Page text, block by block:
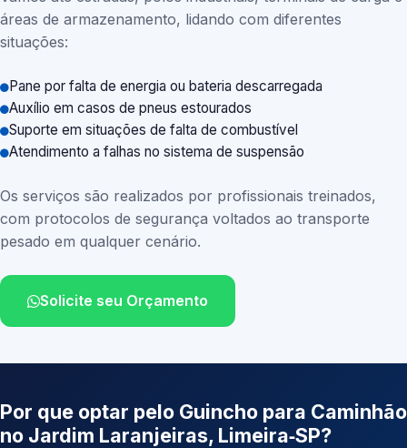
áreas de armazenamento, lidando com diferentes
situações:
Pane por falta de energia ou bateria descarregada
Auxílio em casos de pneus estourados
Suporte em situações de falta de combustível
Atendimento a falhas no sistema de suspensão
Os serviços são realizados por profissionais treinados,
com protocolos de segurança voltados ao transporte
pesado em qualquer cenário.
Solicite seu Orçamento
Por que optar pelo Guincho para Caminhão
no Jardim Laranjeiras, Limeira‑SP?